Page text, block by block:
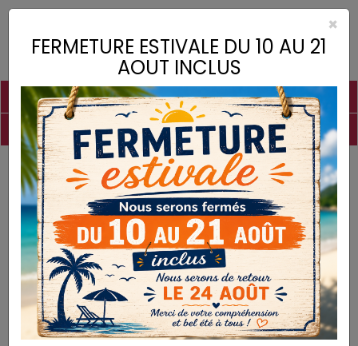
Toggle
PIGMENTS CHAUX CHARGES LIANTS
COLLES DROGUERIE MATÉRIEL DESTOCKAGE
Charges Kaolin
CHARGES
×
FERMETURE ESTIVALE DU 10 AU 21
AOUT INCLUS